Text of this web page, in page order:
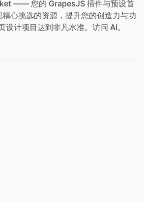
—— 您的 GrapesJS 插件与预设首
心挑选的资源，提升您的创造力与功
设计项目达到非凡水准。访问 AI。